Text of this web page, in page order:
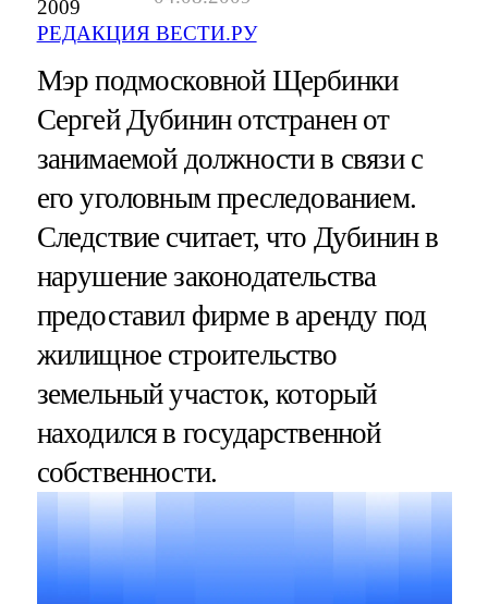
2009
РЕДАКЦИЯ ВЕСТИ.РУ
Мэр подмосковной Щербинки
Сергей Дубинин отстранен от
занимаемой должности в связи с
его уголовным преследованием.
Следствие считает, что Дубинин в
нарушение законодательства
предоставил фирме в аренду под
жилищное строительство
земельный участок, который
находился в государственной
собственности.